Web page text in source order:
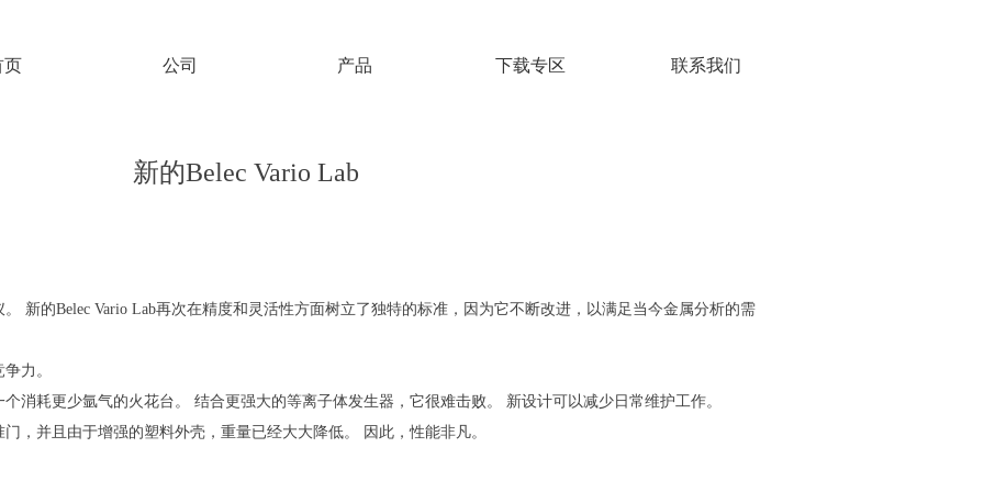
页 公司 产品 下载专区 联系我们
新的Belec Vario Lab
新的Belec Vario Lab再次在精度和灵活性方面树立了独特的标准，因为它不断改进，以满足当今金属分析的需
力。
个消耗更少氩气的火花台。 结合更强大的等离子体发生器，它很难击败。 新设计可以减少日常维护工作。
，并且由于增强的塑料外壳，重量已经大大降低。 因此，性能非凡。